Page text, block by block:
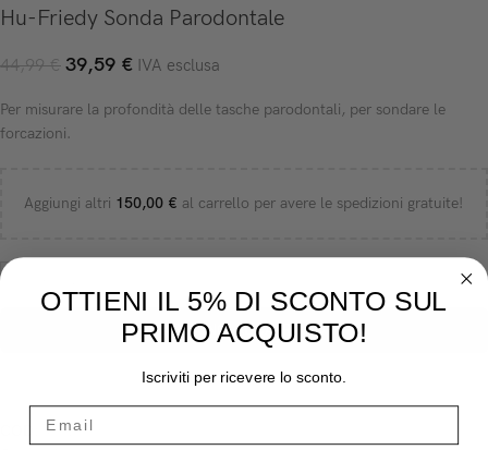
Hu-Friedy Sonda Parodontale
44,99€ 39,59 € IVA esclusa
Per misurare la profondità delle tasche parodontali, per sondare le
forcazioni.
Aggiungi altri 150,00 € al carrello per avere le spedizioni gratuite!
AGGIUNGI AL CARRELLO
4772153
OTTIENI IL 5% DI SCONTO SUL
PRIMO ACQUISTO!
Iscriviti per ricevere lo sconto.